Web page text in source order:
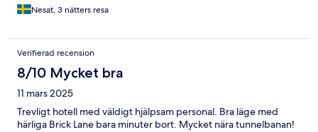
Nesat, 3 nätters resa
Verifierad recension
8/10 Mycket bra
11 mars 2025
Trevligt hotell med väldigt hjälpsam personal. Bra läge med
härliga Brick Lane bara minuter bort. Mycket nära tunnelbanan!